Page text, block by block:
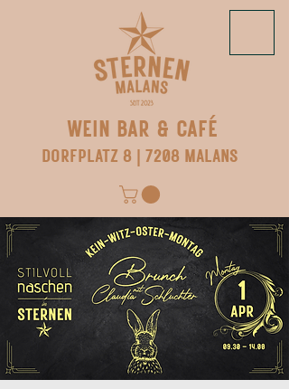
WEIN BAR & CAFÉ
DORFPLATZ 8 | 7208 MALANS